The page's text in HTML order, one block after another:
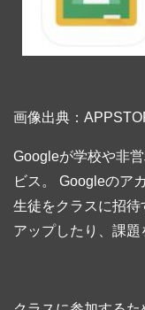
画像出典：
Googleが学校や非
ビス。 Googleのア
生徒をクラスに招
アップしたり、課題